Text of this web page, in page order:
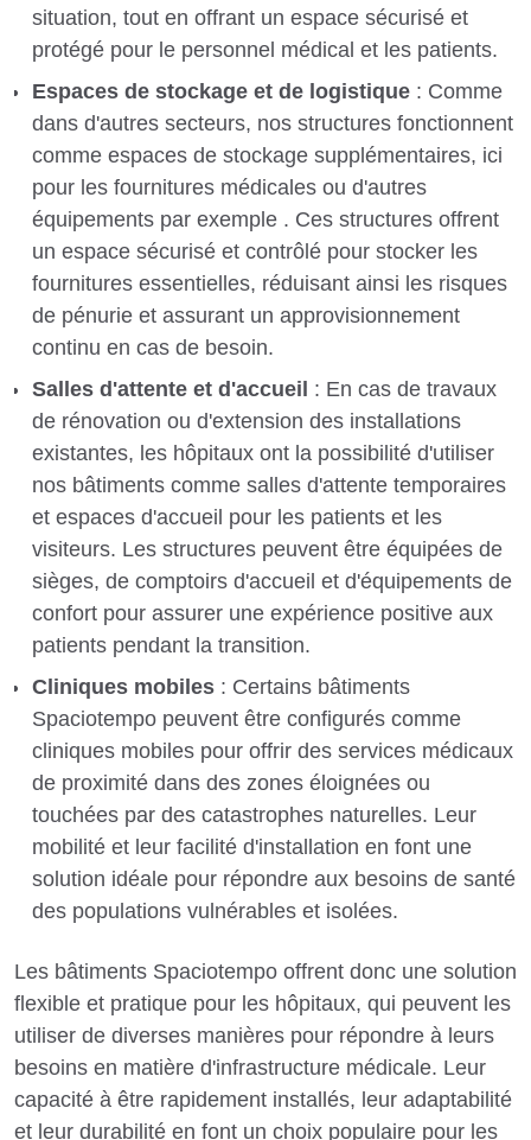
situation, tout en offrant un espace sécurisé et
protégé pour le personnel médical et les patients.
Espaces de stockage et de logistique : Comme
dans d'autres secteurs, nos structures fonctionnent
comme espaces de stockage supplémentaires, ici
pour les fournitures médicales ou d'autres
équipements par exemple . Ces structures offrent
un espace sécurisé et contrôlé pour stocker les
fournitures essentielles, réduisant ainsi les risques
de pénurie et assurant un approvisionnement
continu en cas de besoin.
Salles d'attente et d'accueil : En cas de travaux
de rénovation ou d'extension des installations
existantes, les hôpitaux ont la possibilité d'utiliser
nos bâtiments comme salles d'attente temporaires
et espaces d'accueil pour les patients et les
visiteurs. Les structures peuvent être équipées de
sièges, de comptoirs d'accueil et d'équipements de
confort pour assurer une expérience positive aux
patients pendant la transition.
Cliniques mobiles : Certains bâtiments
Spaciotempo peuvent être configurés comme
cliniques mobiles pour offrir des services médicaux
de proximité dans des zones éloignées ou
touchées par des catastrophes naturelles. Leur
mobilité et leur facilité d'installation en font une
solution idéale pour répondre aux besoins de santé
des populations vulnérables et isolées.
Les bâtiments Spaciotempo offrent donc une solution
flexible et pratique pour les hôpitaux, qui peuvent les
utiliser de diverses manières pour répondre à leurs
besoins en matière d'infrastructure médicale. Leur
capacité à être rapidement installés, leur adaptabilité
et leur durabilité en font un choix populaire pour les